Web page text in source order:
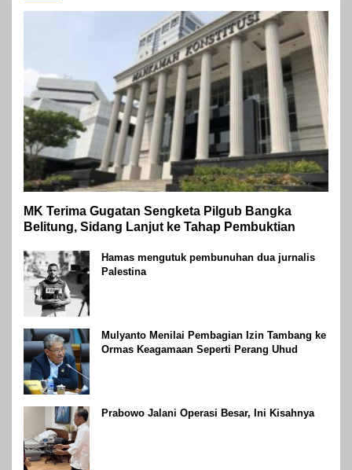
MK Terima Gugatan Sengketa Pilgub Bangka
Belitung, Sidang Lanjut ke Tahap Pembuktian
Hamas mengutuk pembunuhan dua jurnalis
Palestina
Mulyanto Menilai Pembagian Izin Tambang ke
Ormas Keagamaan Seperti Perang Uhud
Prabowo Jalani Operasi Besar, Ini Kisahnya